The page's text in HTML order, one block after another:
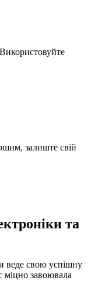
залиште свій
та
веде свою успішну
міцно завоювала